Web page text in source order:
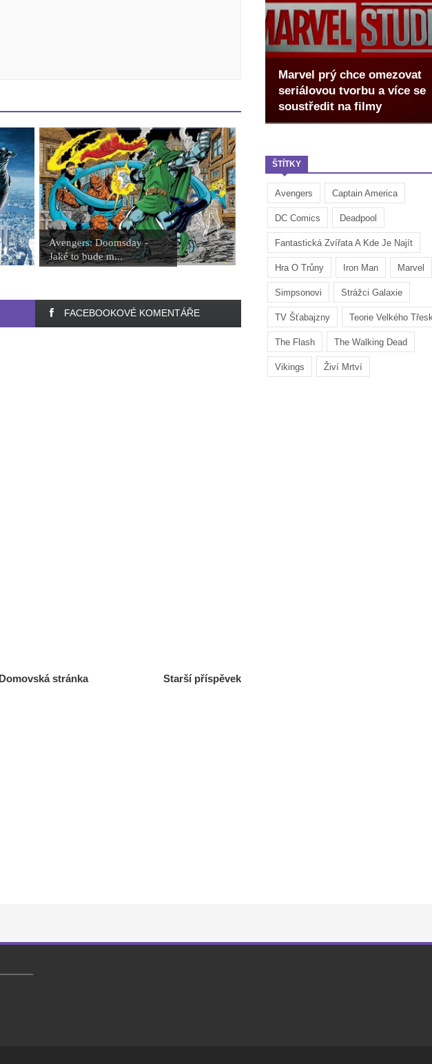
Marvel prý chce omezovat
seriálovou tvorbu a více se
soustředit na filmy
ŠTÍTKY
Avengers Captain America
DC Comics Deadpool
Fantastická Zvířata A Kde Je Najít
Hra O Trůny Iron Man Marvel
Simpsonovi Strážci Galaxie
TV Šťabajzny Teorie Velkého
The Flash The Walking Dead
Vikings Živí Mrtví
Avengers: Doomsday -
Jaké to bude m...
FACEBOOKOVÉ KOMENTÁŘE
Starší příspěvek
Domovská stránka